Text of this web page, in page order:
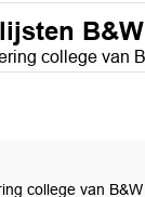
B&W
college van
college van B&W